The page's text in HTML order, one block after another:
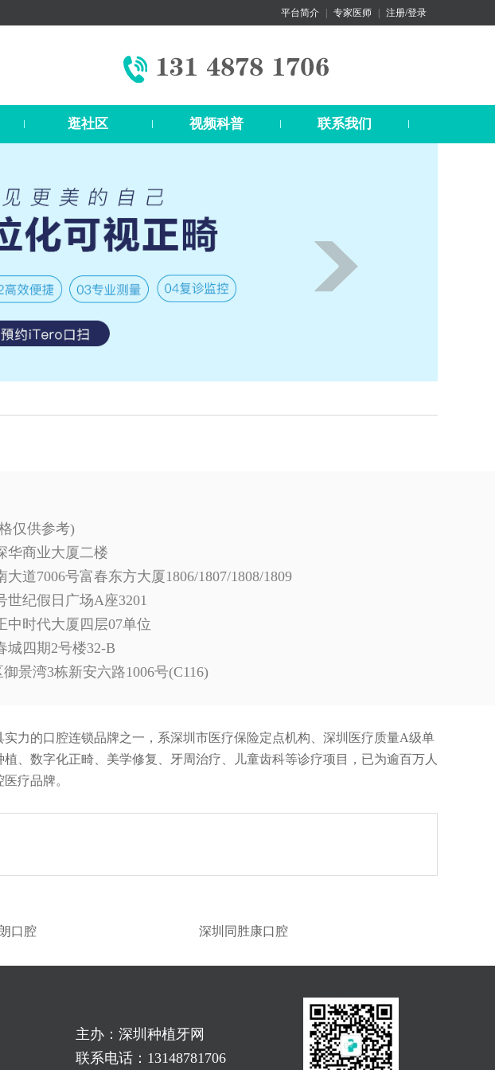
平台简介 专家医师 注册/登录
逛社区 视频科普 联系我们
仅供参考)
华商业大厦二楼
道7006号富春东方大厦1806/1807/1808/1809
世纪假日广场A座3201
中时代大厦四层07单位
城四期2号楼32-B
景湾3栋新安六路1006号(C116)
力的口腔连锁品牌之一，系深圳市医疗保险定点机构、深圳医疗质量A级单
、数字化正畸、美学修复、牙周治疗、儿童齿科等诊疗项目，已为逾百万人
疗品牌。
口腔 深圳同胜康口腔
主办：深圳种植牙网
联系电话：13148781706